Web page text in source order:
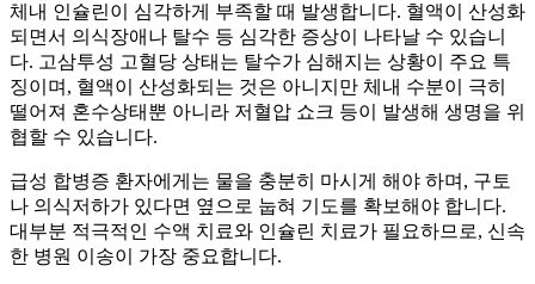
체내 인슐린이 심각하게 부족할 때 발생합니다. 혈액이 산성화
되면서 의식장애나 탈수 등 심각한 증상이 나타날 수 있습니
다. 고삼투성 고혈당 상태는 탈수가 심해지는 상황이 주요 특
징이며, 혈액이 산성화되는 것은 아니지만 체내 수분이 극히
떨어져 혼수상태뿐 아니라 저혈압 쇼크 등이 발생해 생명을 위
협할 수 있습니다.
급성 합병증 환자에게는 물을 충분히 마시게 해야 하며, 구토
나 의식저하가 있다면 옆으로 눕혀 기도를 확보해야 합니다.
대부분 적극적인 수액 치료와 인슐린 치료가 필요하므로, 신속
한 병원 이송이 가장 중요합니다.